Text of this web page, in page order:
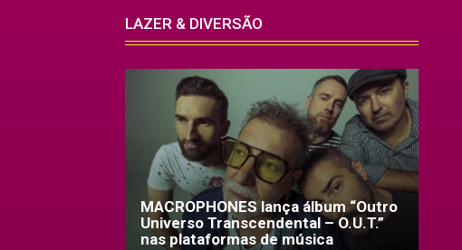
LAZER & DIVERSÃO
MACROPHONES lança álbum “Outro
Universo Transcendental – O.U.T.”
nas plataformas de música